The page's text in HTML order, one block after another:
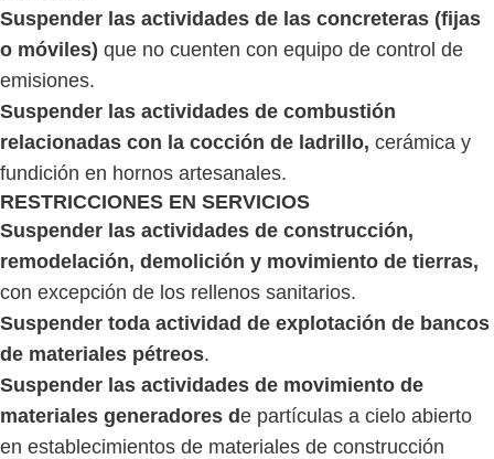
Suspender las actividades de las concreteras (fijas
o móviles) que no cuenten con equipo de control de
emisiones.
Suspender las actividades de combustión
relacionadas con la cocción de ladrillo, cerámica y
fundición en hornos artesanales.
RESTRICCIONES EN SERVICIOS
Suspender las actividades de construcción,
remodelación, demolición y movimiento de tierras,
con excepción de los rellenos sanitarios.
Suspender toda actividad de explotación de bancos
de materiales pétreos.
Suspender las actividades de movimiento de
materiales generadores de partículas a cielo abierto
en establecimientos de materiales de construcción